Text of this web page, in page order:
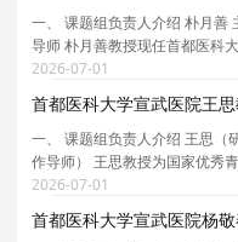
一、 课题组负责人介绍 朴月善
导师 朴月善教授现任首都医科
经病理学会理事。中华医学会
学会病理学分会脑神经病理学组
2026-07-01
首都医科大学宣武医院王
一、 课题组负责人介绍 王思（
作导师） 王思教授为国家优秀
武医院衰老转化医学中心执行
等。 主要研究方向为衰老与再
2026-07-01
首都医科大学宣武医院杨